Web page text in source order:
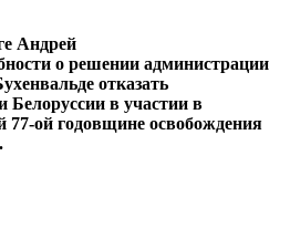
Андрей
о решении администрации
отказать
Белоруссии в участии в
77-ой годовщине освобождения